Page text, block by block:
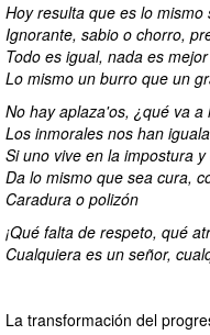
Hoy resulta que es lo
Ignorante, sabio o chorro,
Todo es igual, nada es mejor
Lo mismo un burro que un
No hay aplaza'os, ¿qué va
Los inmorales nos han
Si uno vive en la impostura
Da lo mismo que sea cura,
Caradura o polizón
¡Qué falta de respeto, qué
Cualquiera es un señor,
La transformación del